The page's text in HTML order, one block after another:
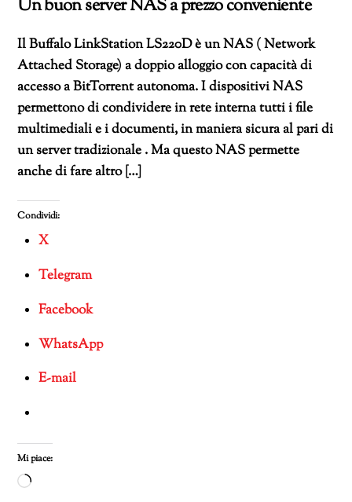
Un buon server NAS a prezzo conveniente
Il Buffalo LinkStation LS220D è un NAS ( Network
Attached Storage) a doppio alloggio con capacità di
accesso a BitTorrent autonoma. I dispositivi NAS
permettono di condividere in rete interna tutti i file
multimediali e i documenti, in maniera sicura al pari di
un server tradizionale . Ma questo NAS permette
anche di fare altro […]
Condividi:
X
Telegram
Facebook
WhatsApp
E-mail
Mi piace:
Caricamento